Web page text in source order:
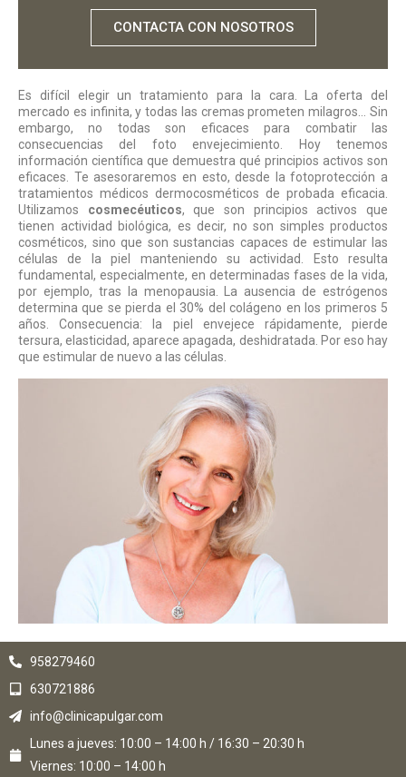
CONTACTA CON NOSOTROS
Es difícil elegir un tratamiento para la cara. La oferta del
mercado es infinita, y todas las cremas prometen milagros… Sin
embargo, no todas son eficaces para combatir las
consecuencias del foto envejecimiento. Hoy tenemos
información científica que demuestra qué principios activos son
eficaces. Te asesoraremos en esto, desde la fotoprotección a
tratamientos médicos dermocosméticos de probada eficacia.
Utilizamos cosmecéuticos, que son principios activos que
tienen actividad biológica, es decir, no son simples productos
cosméticos, sino que son sustancias capaces de estimular las
células de la piel manteniendo su actividad. Esto resulta
fundamental, especialmente, en determinadas fases de la vida,
por ejemplo, tras la menopausia. La ausencia de estrógenos
determina que se pierda el 30% del colágeno en los primeros 5
años. Consecuencia: la piel envejece rápidamente, pierde
tersura, elasticidad, aparece apagada, deshidratada. Por eso hay
que estimular de nuevo a las células.
958279460
630721886
info@clinicapulgar.com
Lunes a jueves: 10:00 – 14:00 h / 16:30 – 20:30 h
Viernes: 10:00 – 14:00 h